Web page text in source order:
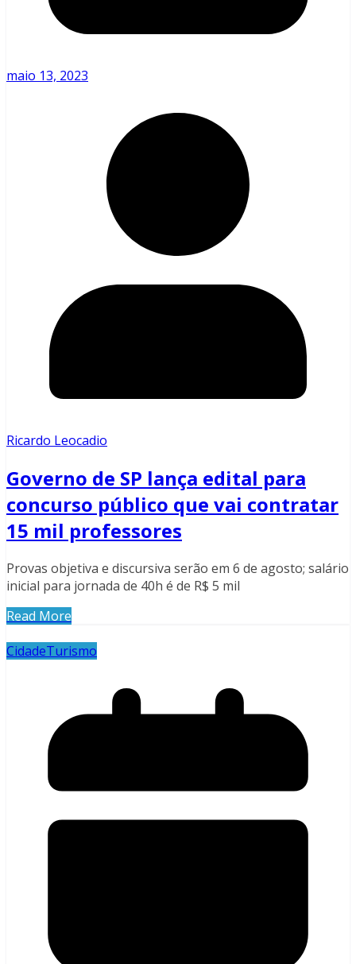
maio 13, 2023
Ricardo Leocadio
Governo de SP lança edital para
concurso público que vai contratar
15 mil professores
Provas objetiva e discursiva serão em 6 de agosto; salário
inicial para jornada de 40h é de R$ 5 mil
Read More
CidadeTurismo